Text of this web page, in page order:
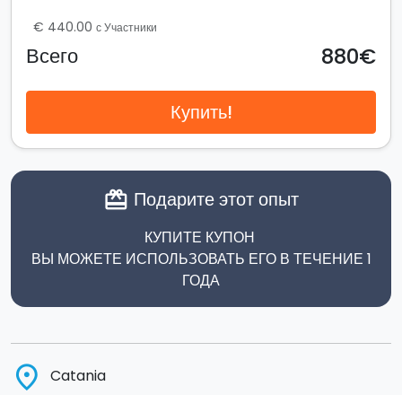
€ 440.00 с Участники
Всего 880€
Купить!
card_giftcard Подарите этот опыт
КУПИТЕ КУПОН
ВЫ МОЖЕТЕ ИСПОЛЬЗОВАТЬ ЕГО В ТЕЧЕНИЕ 1
ГОДА
place Catania